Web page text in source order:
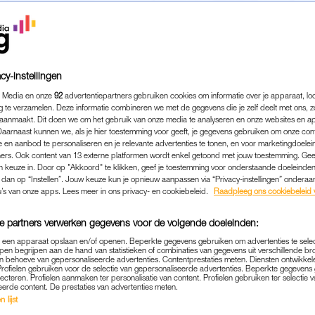
DEZE
EN VERVANGT MET
SNEAKERS
19-02-2026 | BLOEM VAN BEIJSTERVELDT
instellingen
en onze 92 advertentiepartners gebruiken cookies om informatie over je apparaat,
te verzamelen. Deze informatie combineren we met de gegevens die je zelf deelt met ons,
Dit doen we om het gebruik van onze media te analyseren en onze websites en
kunnen we, als je hier toestemming voor geeft, je gegevens gebruiken om onze
en aanbod te personaliseren en je relevante advertenties te tonen, en voor
Ook content van 13 externe platformen wordt enkel getoond met jouw toestemming.
keuze in. Door op "Akkoord" te klikken, geef je toestemming voor onderstaande
op “Instellen”. Jouw keuze kun je opnieuw aanpassen via “Privacy-instellingen”
van onze apps. Lees meer in ons privacy- en cookiebeleid.
Raadpleeg ons cookiebeleid
partners verwerken gegevens voor de volgende doeleinden:
apparaat opslaan en/of openen. Beperkte gegevens gebruiken om advertenties te
begrijpen aan de hand van statistieken of combinaties van gegevens uit verschillende
behoeve van gepersonaliseerde advertenties. Contentprestaties meten. Diensten
gebruiken voor de selectie van gepersonaliseerde advertenties. Beperkte
Profielen aanmaken ter personalisatie van content. Profielen gebruiken ter selectie
content. De prestaties van advertenties meten.
lijst